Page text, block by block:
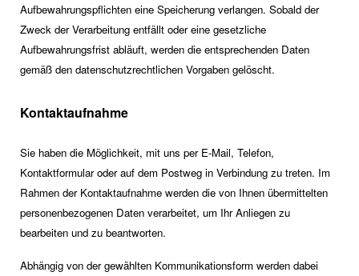
Aufbewahrungspflichten eine Speicherung verlangen. Sobald der
Zweck der Verarbeitung entfällt oder eine gesetzliche
Aufbewahrungsfrist abläuft, werden die entsprechenden Daten
gemäß den datenschutzrechtlichen Vorgaben gelöscht.
Kontaktaufnahme
Sie haben die Möglichkeit, mit uns per E-Mail, Telefon,
Kontaktformular oder auf dem Postweg in Verbindung zu treten. Im
Rahmen der Kontaktaufnahme werden die von Ihnen übermittelten
personenbezogenen Daten verarbeitet, um Ihr Anliegen zu
bearbeiten und zu beantworten.
Abhängig von der gewählten Kommunikationsform werden dabei